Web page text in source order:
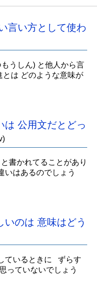
言い方として使わ
うしん) と他人から言
は どのような意味が
は 公用文だとどっ
書かれてることがあり
はあるのでしょう
いのは 意味はどう
ているときに ずらす
っていないでしょう